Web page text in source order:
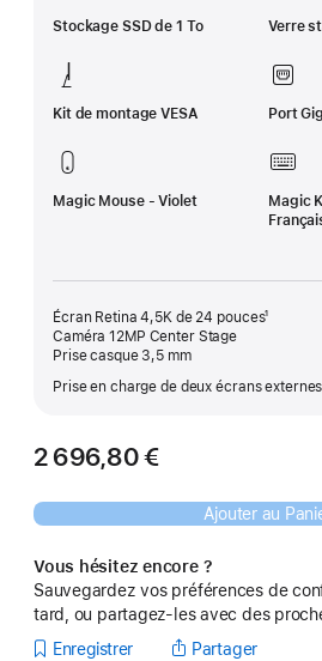
Stockage SSD de 1 To Verre
Kit de montage VESA Port
Magic Mouse - Violet
Magic
Écran Retina 4,5K de 24 pouces¹
Caméra 12MP Center Stage
Prise casque 3,5 mm
Prise en charge de deux écrans externes
2 696,80 €
Ajouter au
Vous hésitez encore ?
Sauvegardez vos préférences de
tard, ou partagez-les avec des
Enregistrer
Partager